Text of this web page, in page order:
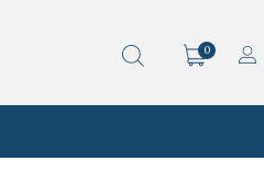
0